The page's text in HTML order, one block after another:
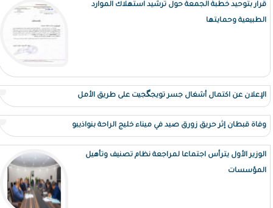
قرار بتوحيد خطبة الجمعة حول ترشيد استهلاك الموارد
الطبيعية وحمايتها
الإعلان عن اكتمال أشغال جسر تويجگجيت على طريق الأمل
وفاة قبطان إثر حريق زورق صيد في ميناء خليج الراحة بنواذيبو
الوزير الأول يترأس اجتماعا لمراجعة نظام تصنيف وتأهيل
المؤسسات